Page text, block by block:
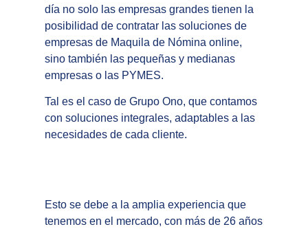
día no solo las empresas grandes tienen la
posibilidad de contratar las soluciones de
empresas de Maquila de Nómina online,
sino también las pequeñas y medianas
empresas o las PYMES.
Tal es el caso de Grupo Ono, que contamos
con soluciones integrales, adaptables a las
necesidades de cada cliente.
Esto se debe a la amplia experiencia que
tenemos en el mercado, con más de 26 años